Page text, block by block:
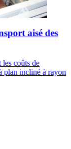
aisé des
les coûts de
plan incliné à rayon